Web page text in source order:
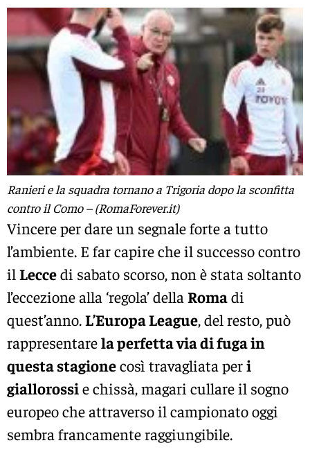
Ranieri e la squadra tornano a Trigoria dopo la sconfitta
contro il Como – (RomaForever.it)
Vincere per dare un segnale forte a tutto
l’ambiente. E far capire che il successo contro
il Leccedi sabato scorso, non è stata soltanto
l’eccezione alla ‘regola’ della Romadi
quest’anno.L’Europa League, del resto, può
rappresentarela perfetta via di fuga in
questa stagionecosì travagliata peri
giallorossie chissà, magari cullare il sogno
europeo che attraverso il campionato oggi
sembra francamente raggiungibile.